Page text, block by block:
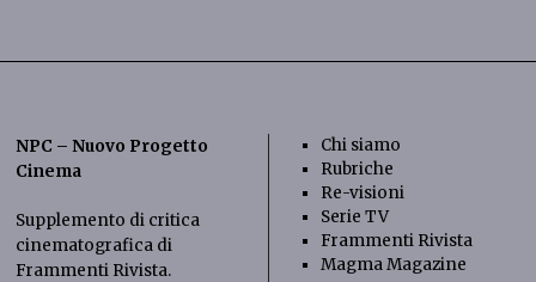
NPC – Nuovo Progetto
Cinema
Supplemento di critica
cinematografica di
Frammenti Rivista.
Chi siamo
Rubriche
Re-visioni
Serie TV
Frammenti Rivista
Magma Magazine